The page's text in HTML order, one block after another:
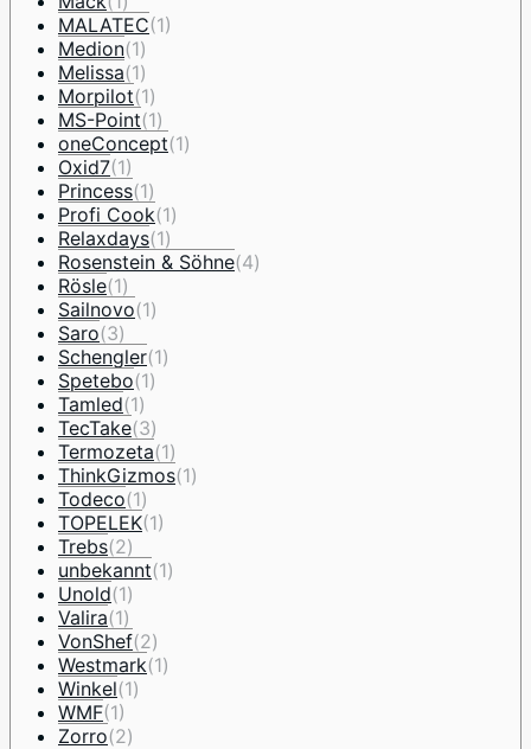
MALATEC(1)
Medion(1)
Melissa(1)
Morpilot(1)
MS-Point(1)
oneConcept(1)
Oxid7(1)
Princess(1)
Profi Cook(1)
Relaxdays(1)
Rosenstein & Söhne(4)
Rösle(1)
Sailnovo(1)
Saro(3)
Schengler(1)
Spetebo(1)
Tamled(1)
TecTake(3)
Termozeta(1)
ThinkGizmos(1)
Todeco(1)
TOPELEK(1)
Trebs(2)
unbekannt(1)
Unold(1)
Valira(1)
VonShef(2)
Westmark(1)
Winkel(1)
WMF(1)
Zorro(2)